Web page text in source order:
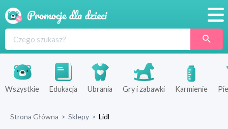
Produkty
Sklepy
Wszystkie Edukacja Ubrania Gry i zabawki Karmienie
Strona Główna > Sklepy > Lidl